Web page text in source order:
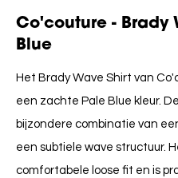
Co'couture - Brady
Blue
Het Brady Wave Shirt van
een zachte Pale Blue kleur.
bijzondere combinatie van
een subtiele wave structuur.
comfortabele loose fit en is